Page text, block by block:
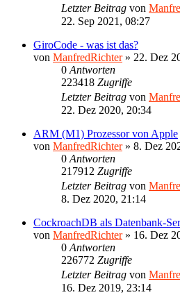
Letzter Beitrag von
22. Sep 2021, 08:27
GiroCode - was ist das?
von ManfredRichter» 22. Dez
0 Antworten
223418 Zugriffe
Letzter Beitrag von
22. Dez 2020, 20:34
ARM (M1) Prozessor von Apple
von ManfredRichter» 8. Dez
0 Antworten
217912 Zugriffe
Letzter Beitrag von
8. Dez 2020, 21:14
CockroachDB als Datenbank-
von ManfredRichter» 16. Dez
0 Antworten
226772 Zugriffe
Letzter Beitrag von
16. Dez 2019, 23:14